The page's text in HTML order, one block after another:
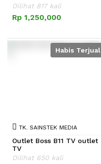
Dilihat 817 kali
Rp 1,250,000
Habis Terjual
TK. SAINSTEK MEDIA
Outlet Boss B11 TV outlet
TV
Dilihat 650 kali